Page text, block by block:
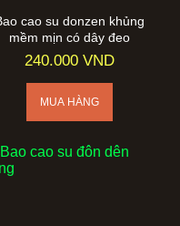
cao su donzen khủng
mềm mịn có dây đeo
240.000 VND